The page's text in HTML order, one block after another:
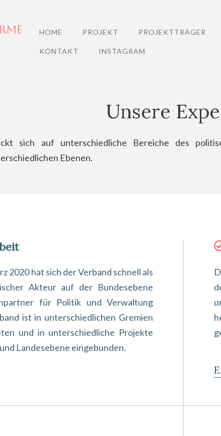
HOME PROJEKT PROJEKTTRÄGER
KONTAKT INSTAGRAM
Unsere
sich auf unterschiedliche Bereiche des
Ebenen.
2020 hat sich der Verband schnell als
Akteur auf der Bundesebene
für Politik und Verwaltung
ist in unterschiedlichen Gremien
und in unterschiedliche Projekte
Landesebene eingebunden.